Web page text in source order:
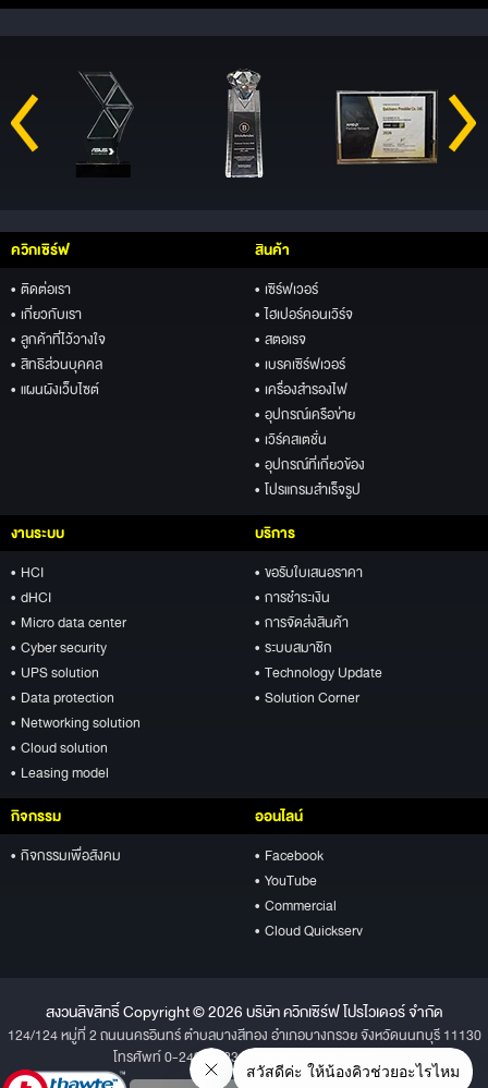
ควิกเซิร์ฟ
• ติดต่อเรา
• เกี่ยวกับเรา
• ลูกค้าที่ไว้วางใจ
• สิทธิส่วนบุคคล
• แผนผังเว็บไซต์
สินค้า
• เซิร์ฟเวอร์
• ไฮเปอร์คอนเวิร์จ
• สตอเรจ
• เบรคเซิร์ฟเวอร์
• เครื่องสำรองไฟ
• อุปกรณ์เครือข่าย
• เวิร์คสเตชั่น
• อุปกรณ์ที่เกี่ยวข้อง
• โปรแกรมสำเร็จรูป
งานระบบ
• HCI
• dHCI
• Micro data center
• Cyber security
• UPS solution
• Data protection
• Networking solution
• Cloud solution
• Leasing model
บริการ
• ขอรับใบเสนอราคา
• การชำระเงิน
• การจัดส่งสินค้า
• ระบบสมาชิก
• Technology Update
• Solution Corner
กิจกรรม
• กิจกรรมเพื่อสังคม
ออนไลน์
• Facebook
• YouTube
• Commercial
• Cloud Quickserv
สงวนลิขสิทธิ์ Copyright © 2026 บริษัท ควิกเซิร์ฟ โปรไวเดอร์ จำกัด
124/124 หมู่ที่ 2 ถนนนครอินทร์ ตำบลบางสีทอง อำเภอบางกรวย จังหวัดนนทบุรี 11130
โทรศัพท์ 0-2496-1234 โทรสาร 0-2496-1001